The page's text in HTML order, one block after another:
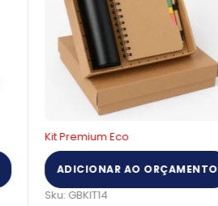
Kit Premium Eco
ADICIONAR AO ORÇAMENTO
Sku: GBKIT14